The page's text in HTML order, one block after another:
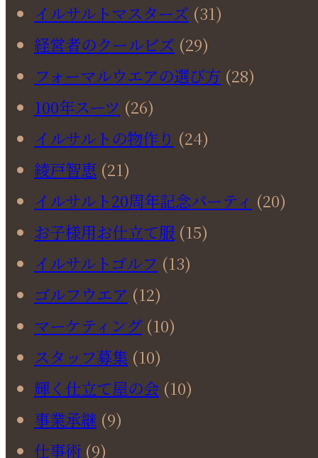
イルサルトマスターズ (31)
経営者のクールビズ (29)
フォーマルウエアの選び方 (28)
100年スーツ (26)
イルサルトの物作り (24)
綾戸智恵 (21)
イルサルト20周年記念パーティ (20)
お子様用お仕立て服 (15)
イルサルトゴルフ (13)
ゴルフウエア (12)
マーケティング(10)
スタッフ募集 (10)
輝く仕立て屋の会 (10)
事業承継 (9)
仕事術 (9)